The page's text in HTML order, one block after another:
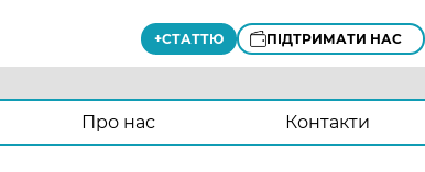
+СТАТТЮ ПІДТРИМАТИ НАС
Про нас Контакти